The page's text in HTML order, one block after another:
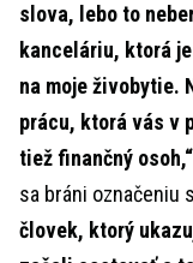
slova, lebo to
kanceláriu, ktorá
na moje živobytie.
prácu, ktorá vás v
tiež finančný osoh,“
sa bráni označeniu
človek, ktorý